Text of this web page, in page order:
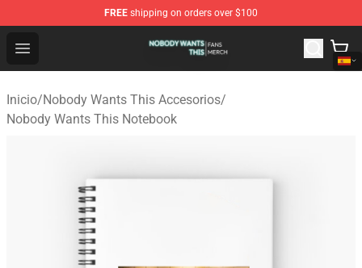
FREE shipping on orders over $100
Open menu
Nobody Wants This Shop - Official Nobody Wants This
Inicio/Nobody Wants This Accesorios/
Nobody Wants This Notebook